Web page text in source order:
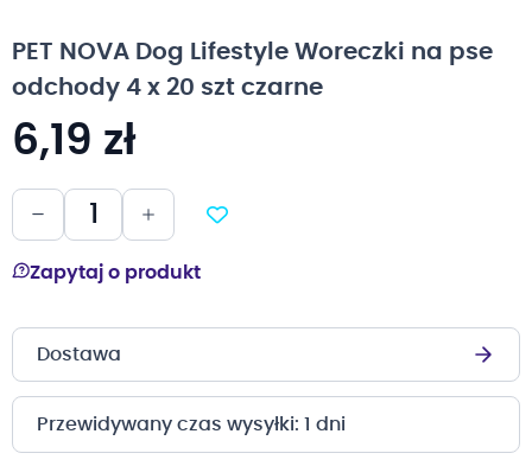
galerii
PET NOVA Dog Lifestyle Woreczki na pse
odchody 4 x 20 szt czarne
6,19 zł
Zapytaj o produkt
Dostawa
Przewidywany czas wysyłki: 1 dni